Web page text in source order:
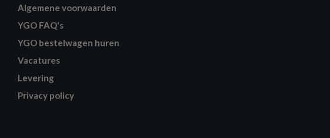
Algemene voorwaarden
YGO FAQ's
YGO bestelwagen huren
Vacatures
Levering
Privacy policy